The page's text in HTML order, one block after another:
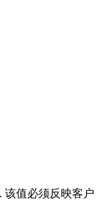
该值必须反映客户